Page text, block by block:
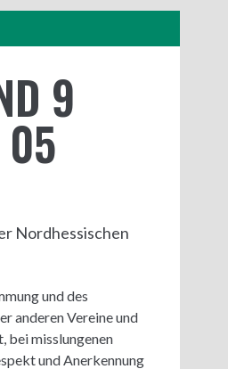
9
05
Nordhessischen
und des
anderen Vereine und
bei misslungenen
und Anerkennung